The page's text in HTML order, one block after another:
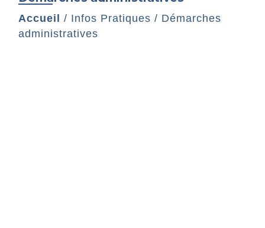
Accueil / Infos Pratiques / Démarches
administratives